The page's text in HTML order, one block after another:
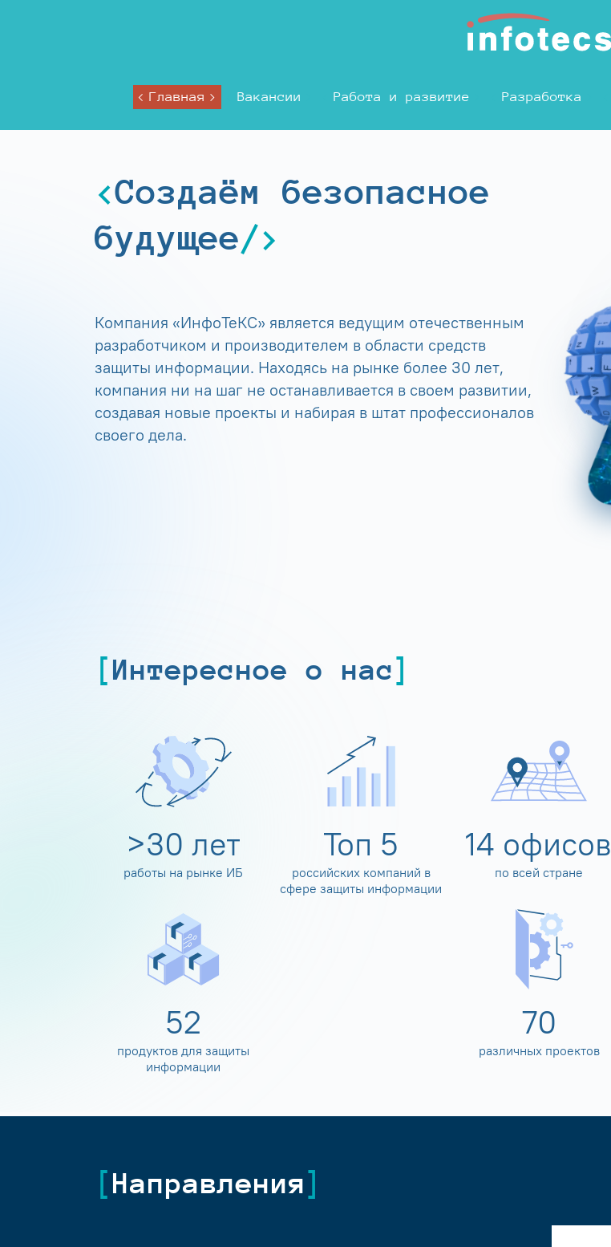
Главная Вакансии Работа и развитие Разработка
Создаём безопасное
будущее
Компания «ИнфоТеКС» является ведущим отечественным
разработчиком и производителем в области средств
защиты информации. Находясь на рынке более 30 лет,
компания ни на шаг не останавливается в своем развитии,
создавая новые проекты и набирая в штат профессионалов
своего дела.
Интересное о нас
>30 лет
работы на рынке ИБ
Топ 5
российских компаний в
сфере защиты информации
14 офисов
по всей стране
60
продуктов для защиты
информации
80
различных проектов
Направления